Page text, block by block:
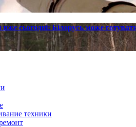
сьогодні: Білорусь може
техники